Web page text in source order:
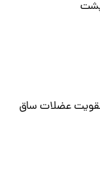
تقویت عضلات ساق